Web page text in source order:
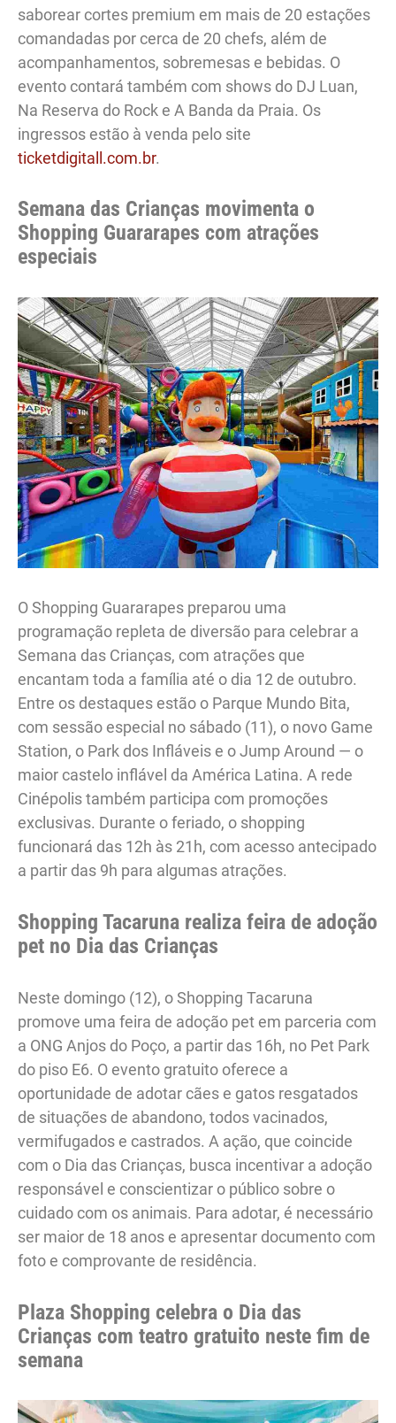
saborear cortes premium em mais de 20 estações
comandadas por cerca de 20 chefs, além de
acompanhamentos, sobremesas e bebidas. O
evento contará também com shows do DJ Luan,
Na Reserva do Rock e A Banda da Praia. Os
ingressos estão à venda pelo site
ticketdigitall.com.br.
Semana das Crianças movimenta o
Shopping Guararapes com atrações
especiais
O Shopping Guararapes preparou uma
programação repleta de diversão para celebrar a
Semana das Crianças, com atrações que
encantam toda a família até o dia 12 de outubro.
Entre os destaques estão o Parque Mundo Bita,
com sessão especial no sábado (11), o novo Game
Station, o Park dos Infláveis e o Jump Around — o
maior castelo inflável da América Latina. A rede
Cinépolis também participa com promoções
exclusivas. Durante o feriado, o shopping
funcionará das 12h às 21h, com acesso antecipado
a partir das 9h para algumas atrações.
Shopping Tacaruna realiza feira de adoção
pet no Dia das Crianças
Neste domingo (12), o Shopping Tacaruna
promove uma feira de adoção pet em parceria com
a ONG Anjos do Poço, a partir das 16h, no Pet Park
do piso E6. O evento gratuito oferece a
oportunidade de adotar cães e gatos resgatados
de situações de abandono, todos vacinados,
vermifugados e castrados. A ação, que coincide
com o Dia das Crianças, busca incentivar a adoção
responsável e conscientizar o público sobre o
cuidado com os animais. Para adotar, é necessário
ser maior de 18 anos e apresentar documento com
foto e comprovante de residência.
Plaza Shopping celebra o Dia das
Crianças com teatro gratuito neste fim de
semana